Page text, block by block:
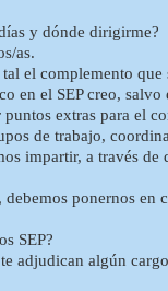
y dónde dirigirme?
as.
el complemento
en el SEP creo,
extras para el
de trabajo,
impartir, a través
ponernos
SEP?
adjudican algún